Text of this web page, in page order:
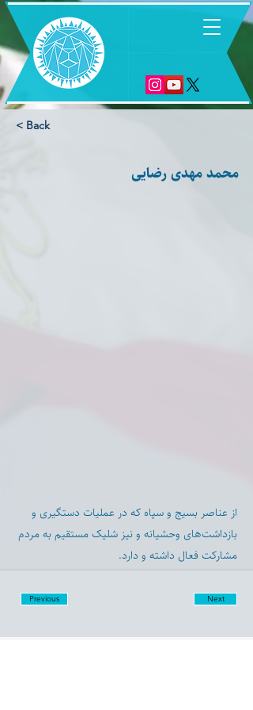
< Back
محمد مهدی رضایی
از عناصر بسیج و سپاه که در عملیات دستگیری و
بازداشت‌های وحشیانه و نیز شلیک مستقیم به مردم
مشارکت فعال داشته و دارد.
Previous Next